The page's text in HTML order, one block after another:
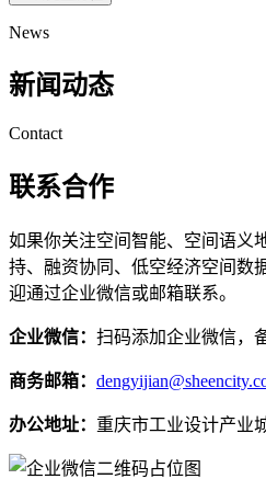
News
新闻动态
Contact
联系合作
如果你关注空间智能、空间语义
持、融资协同、低空经济空间数
迎通过企业微信或邮箱联系。
企业微信： 扫码添加企业微信，
商务邮箱：
办公地址： 重庆市工业设计产业